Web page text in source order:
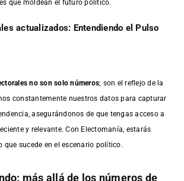
que moldean el futuro político.
actualizados: Entendiendo el Pulso
no son solo números; son el reflejo de la
constantemente nuestros datos para capturar
asegurándonos de que tengas acceso a
y relevante. Con Electomanía, estarás
que sucede en el escenario político.
más allá de los números de